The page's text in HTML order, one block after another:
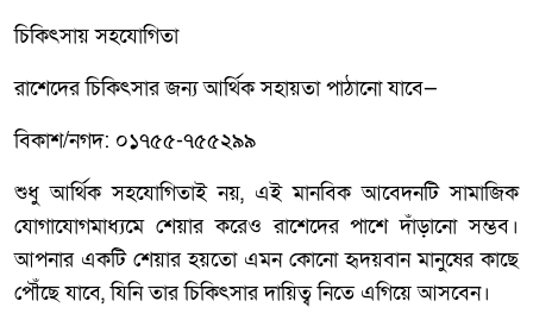
চিকিৎসায় সহযোগিতা
রাশেদের চিকিৎসার জন্য আর্থিক সহায়তা পাঠানো যাবে—
বিকাশ/নগদ: ০১৭৫৫-৭৫৫২৯৯
শুধু আর্থিক সহযোগিতাই নয়, এই মানবিক আবেদনটি সামাজিক
যোগাযোগমাধ্যমে শেয়ার করেও রাশেদের পাশে দাঁড়ানো সম্ভব।
আপনার একটি শেয়ার হয়তো এমন কোনো হৃদয়বান মানুষের কাছে
পৌঁছে যাবে, যিনি তার চিকিৎসার দায়িত্ব নিতে এগিয়ে আসবেন।